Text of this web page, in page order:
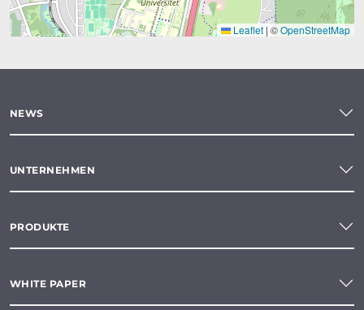
Leaflet | ©OpenStreetMap
NEWS
UNTERNEHMEN
PRODUKTE
WHITE PAPER